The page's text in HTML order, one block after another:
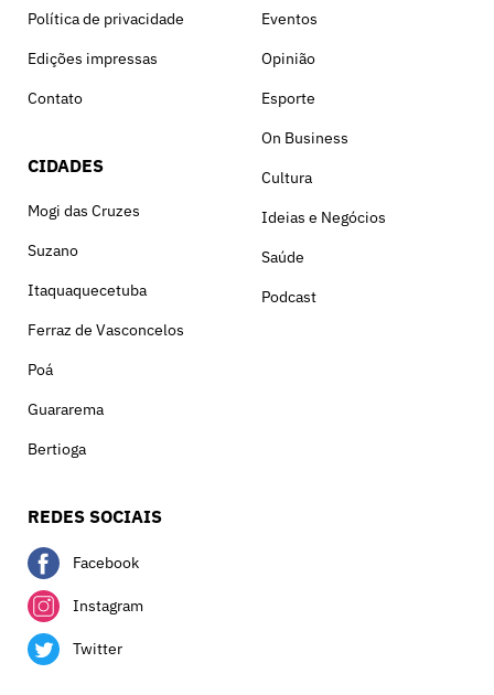
Política de privacidade
Edições impressas
Contato
CIDADES
Mogi das Cruzes
Suzano
Itaquaquecetuba
Ferraz de Vasconcelos
Poá
Guararema
Bertioga
Eventos
Opinião
Esporte
On Business
Cultura
Ideias e Negócios
Saúde
Podcast
REDES SOCIAIS
Facebook
Instagram
Twitter